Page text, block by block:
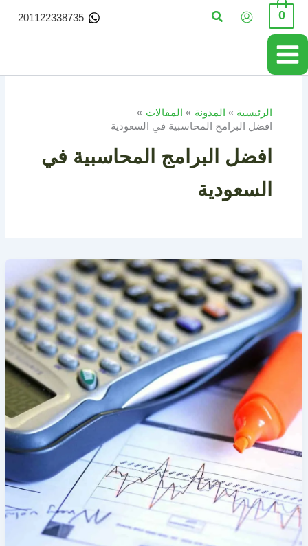
تخطي
المحتوى
0 البحث 201122338735
الرئيسية المدونة
المقالات
افضل البرامج المحاسبية في السعودية
افضل البرامج المحاسبية في
السعودية